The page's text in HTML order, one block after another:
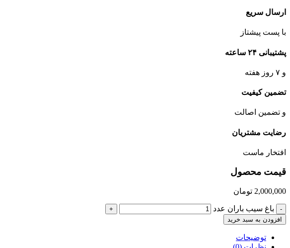
ارسال سریع
با پست پیشتاز
پشتیبانی ۲۴ ساعته
و ۷ روز هفته
تضمین کیفیت
و تضمین اصالت
رضایت مشتریان
افتخار ماست
قیمت محصول
2,000,000 تومان
- باغ سیب باران عدد
+
افزودن به سبد خرید
توضیحات